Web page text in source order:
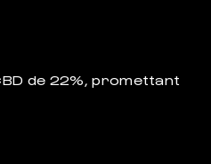
de 22%, promettant